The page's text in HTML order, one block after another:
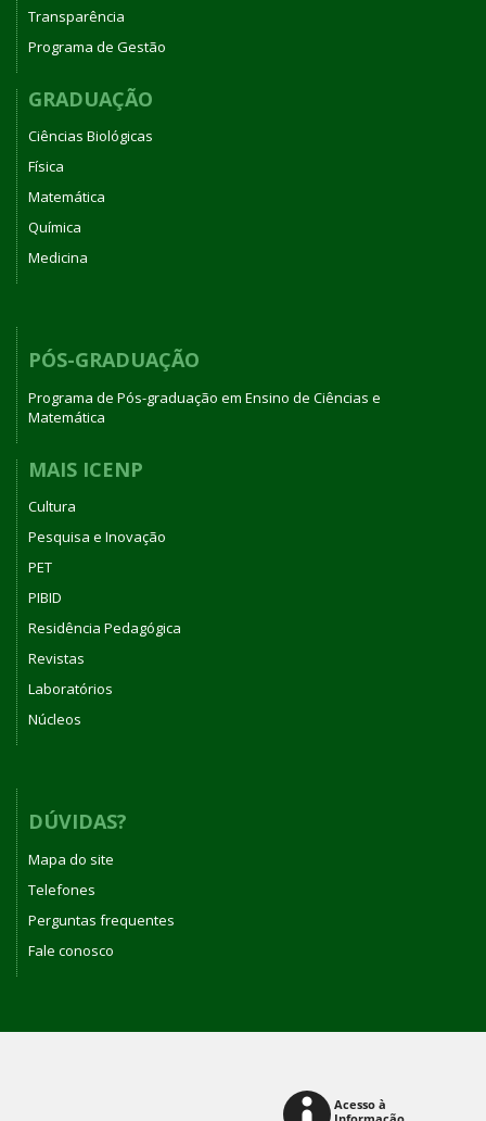
Transparência
Programa de Gestão
GRADUAÇÃO
Ciências Biológicas
Física
Matemática
Química
Medicina
PÓS-GRADUAÇÃO
Programa de Pós-graduação em Ensino de Ciências e
Matemática
MAIS ICENP
Cultura
Pesquisa e Inovação
PET
PIBID
Residência Pedagógica
Revistas
Laboratórios
Núcleos
DÚVIDAS?
Mapa do site
Telefones
Perguntas frequentes
Fale conosco